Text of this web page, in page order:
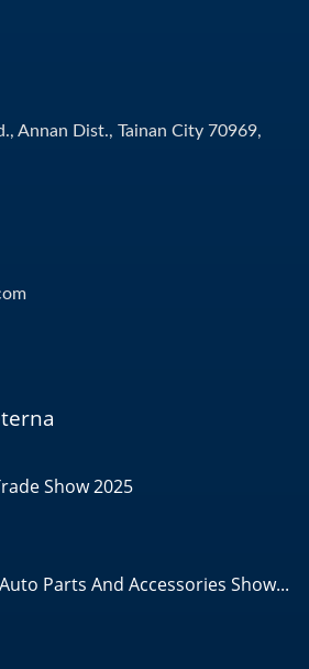
Annan Dist., Tainan City 70969,
Show 2025
Parts And Accessories Show...